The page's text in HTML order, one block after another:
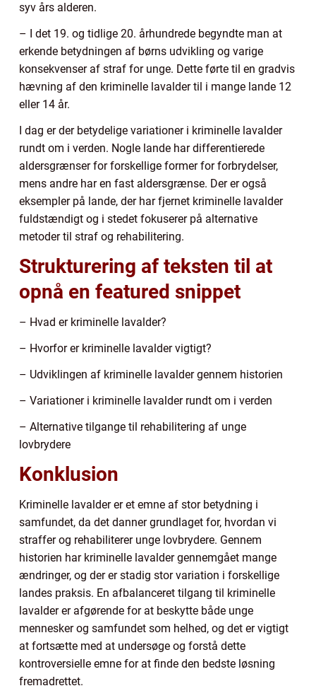
syv års alderen.
– I det 19. og tidlige 20. århundrede begyndte man at
erkende betydningen af børns udvikling og varige
konsekvenser af straf for unge. Dette førte til en gradvis
hævning af den kriminelle lavalder til i mange lande 12
eller 14 år.
I dag er der betydelige variationer i kriminelle lavalder
rundt om i verden. Nogle lande har differentierede
aldersgrænser for forskellige former for forbrydelser,
mens andre har en fast aldersgrænse. Der er også
eksempler på lande, der har fjernet kriminelle lavalder
fuldstændigt og i stedet fokuserer på alternative
metoder til straf og rehabilitering.
Strukturering af teksten til at
opnå en featured snippet
– Hvad er kriminelle lavalder?
– Hvorfor er kriminelle lavalder vigtigt?
– Udviklingen af kriminelle lavalder gennem historien
– Variationer i kriminelle lavalder rundt om i verden
– Alternative tilgange til rehabilitering af unge
lovbrydere
Konklusion
Kriminelle lavalder er et emne af stor betydning i
samfundet, da det danner grundlaget for, hvordan vi
straffer og rehabiliterer unge lovbrydere. Gennem
historien har kriminelle lavalder gennemgået mange
ændringer, og der er stadig stor variation i forskellige
landes praksis. En afbalanceret tilgang til kriminelle
lavalder er afgørende for at beskytte både unge
mennesker og samfundet som helhed, og det er vigtigt
at fortsætte med at undersøge og forstå dette
kontroversielle emne for at finde den bedste løsning
fremadrettet.